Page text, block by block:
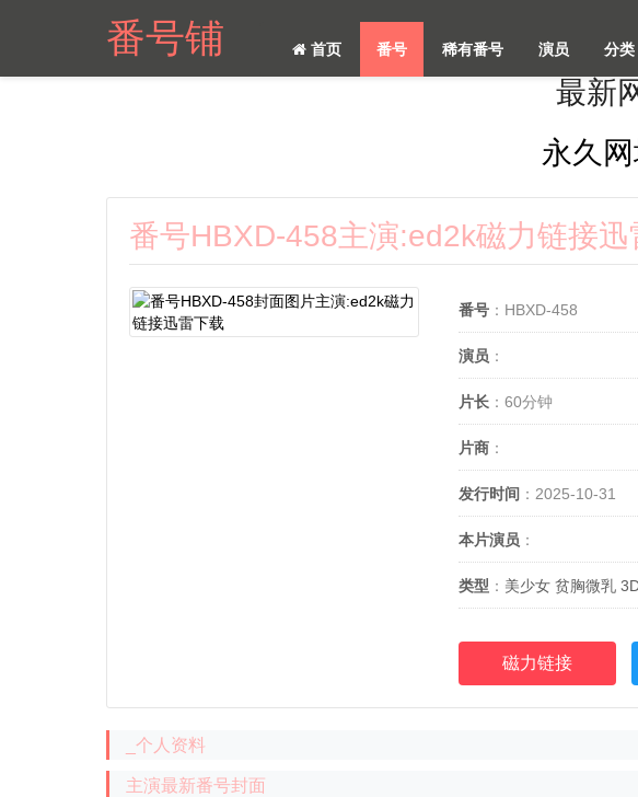
番号铺 首页 番号 稀有番号 演员 分类
最新
永久
番号HBXD-458主演:ed2k磁力链接迅
番号 ：HBXD-458
演员 ：
片长 ：60分钟
片商 ：
发行时间 ：2025-10-31
本片演员 ：
类型 ： 美少女 贫胸微乳
磁力链接
_个人资料
主演最新番号封面